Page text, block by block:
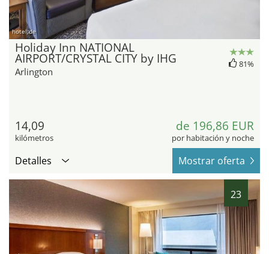
hotel.de
Holiday Inn NATIONAL
AIRPORT/CRYSTAL CITY by IHG
Arlington
81%
14,09
kilómetros
de 196,86 EUR
por habitación y noche
Detalles Mostrar oferta
23